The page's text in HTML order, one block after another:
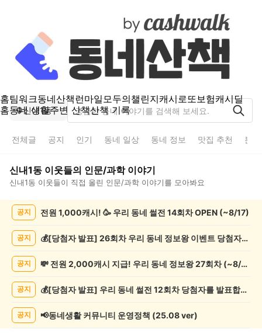
홈팀워크동네산책런마일모두의챌린지캐시로또보험캐시딜
홈동네 생활주변 산책산책 기록
신내1동
전체글 공지 인기 동네 일상 동네 정보 맛집 추천 분
신내1동 이웃들의 인문/과학이야기
신내1동 이웃들이 직접 올린 인문/과학 이야기를 모아봐요
문/
목
공지 전원 1,000캐시! 🥳 우리 동네 썰전 14회차 OPEN (~8/17)
공지 💰[당첨자 발표] 26회차 우리 동네 정보왕 이벤트 당첨자를 발표합니다!
공지 💸 전원 2,000캐시 지급! 우리 동네 정보왕 27회차 (~8/10)
공지 💰[당첨자 발표] 우리 동네 썰전 12회차 당첨자를 발표합니다!
공지 📢동네생활 커뮤니티 운영정책 (25.08 ver)